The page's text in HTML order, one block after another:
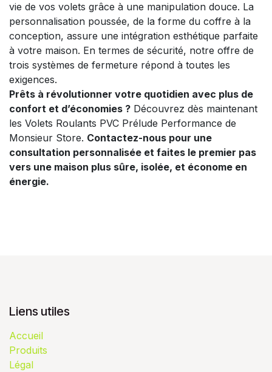
vie de vos volets grâce à une manipulation douce. La
personnalisation poussée, de la forme du coffre à la
conception, assure une intégration esthétique parfaite
à votre maison. En termes de sécurité, notre offre de
trois systèmes de fermeture répond à toutes les
exigences.
Prêts à révolutionner votre quotidien avec plus de
confort et d’économies ? Découvrez dès maintenant
les Volets Roulants PVC Prélude Performance de
Monsieur Store. Contactez-nous pour une
consultation personnalisée et faites le premier pas
vers une maison plus sûre, isolée, et économe en
énergie.
Liens utiles
Accueil
Produits
Légal